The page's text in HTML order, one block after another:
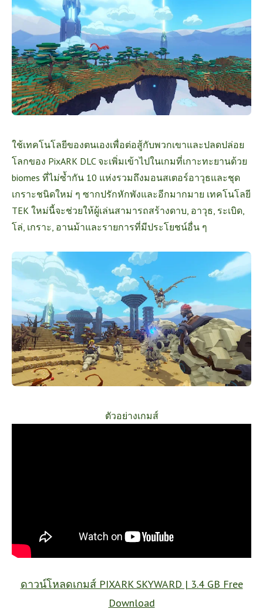
ใช้เทคโนโลยีของตนเองเพื่อต่อสู้กับพวกเขาและปลดปล่อย
โลกของ PixARK DLC จะเพิ่มเข้าไปในเกมที่เกาะทะยานด้วย
biomes ที่ไม่ซ้ำกัน 10 แห่งรวมถึงมอนสเตอร์อาวุธและชุด
เกราะชนิดใหม่ ๆ ซากปรักหักพังและอีกมากมาย เทคโนโลยี
TEK ใหม่นี้จะช่วยให้ผู้เล่นสามารถสร้างดาบ, อาวุธ, ระเบิด,
โล่, เกราะ, อานม้าและรายการที่มีประโยชน์อื่น ๆ
ตัวอย่างเกมส์
ดาวน์โหลดเกมส์ PIXARK SKYWARD | 3.4 GB Free
Download